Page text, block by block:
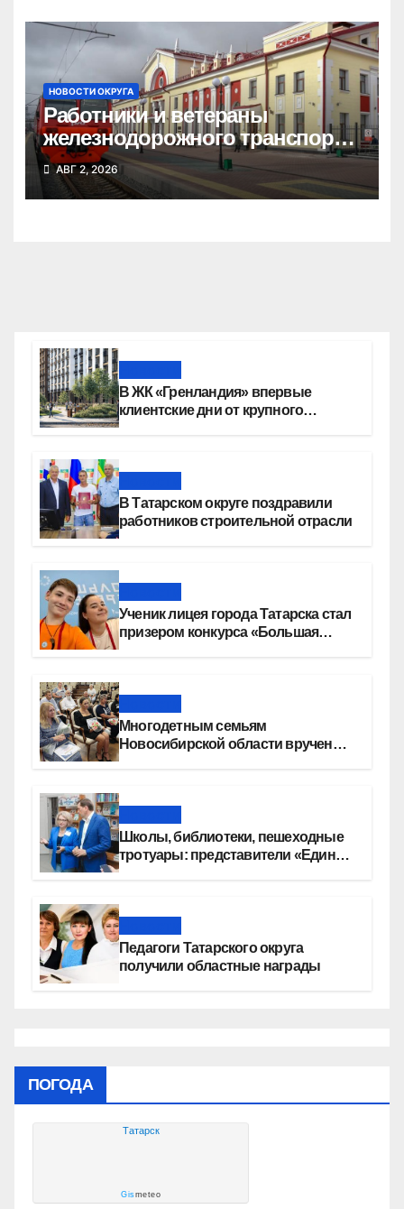
НОВОСТИ ОКРУГА
Работники и ветераны
железнодорожного транспорта
Татарского округа принимают
поздравления
АВГ 2, 2026
В ЖК «Гренландия» впервые
клиентские дни от крупного
В Татарском округе поздравили
работников строительной отрасли
Ученик лицея города Татарска стал
призером конкурса «Большая
Многодетным семьям
Новосибирской области вручены
Школы, библиотеки, пешеходные
тротуары: представители «Единой
Педагоги Татарского округа
получили областные награды
ПОГОДА
Татарск
Gismeteo